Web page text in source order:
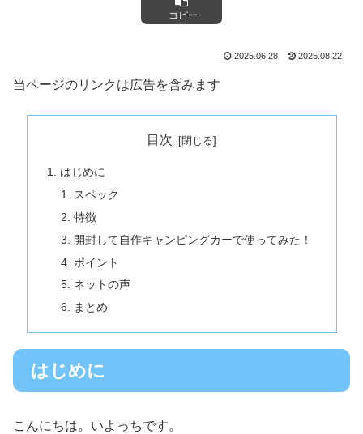
コピー
2025.06.28 2025.08.22
当ページのリンクは広告を含みます
目次
はじめに
スペック
特徴
開封して自作キャンピングカーで使ってみた！
ポイント
ネットの声
まとめ
はじめに
こんにちは。いよっちです。